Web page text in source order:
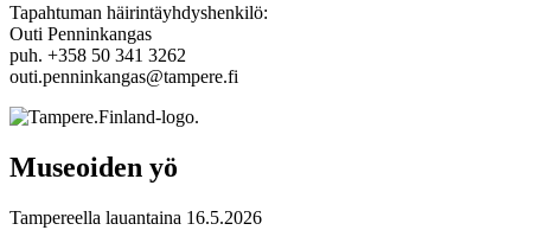
Tapahtuman häirintäyhdyshenkilö:
Outi Penninkangas
puh. +358 50 341 3262
outi.penninkangas@tampere.fi
Museoiden yö
Tampereella lauantaina 16.5.2026